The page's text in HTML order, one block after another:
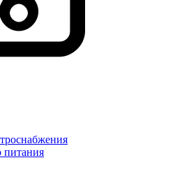
питания